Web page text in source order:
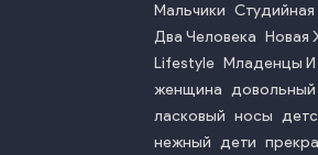
Мальчики
Два Человека Новая
Lifestyle Младенцы И
женщина довольный
ласковый носы
нежный дети